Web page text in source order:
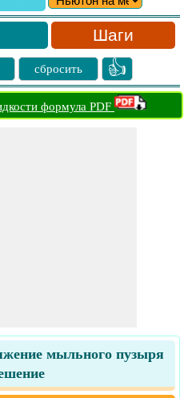
Шаги
сбросить 👍
формула PDF
мыльного пузыря